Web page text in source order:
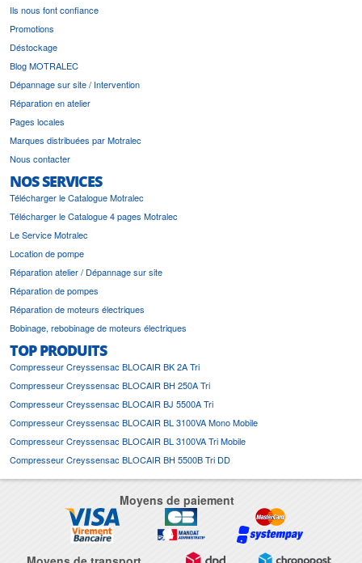
Ils nous font confiance
Promotions
Déstockage
Blog MOTRALEC
Dépannage sur site / Intervention
Réparation en atelier
Pages locales
Marques distribuées par Motralec
Nous contacter
NOS SERVICES
Télécharger le Catalogue Motralec
Télécharger le Catalogue 4 pages Motralec
Le Service Motralec
Location de pompe
Réparation atelier / Dépannage sur site
Réparation de pompes
Réparation de moteurs électriques
Bobinage, rebobinage de moteurs électriques
TOP PRODUITS
Compresseur Creyssensac BLOCAIR BK 2A Tri
Compresseur Creyssensac BLOCAIR BH 250A Tri
Compresseur Creyssensac BLOCAIR BJ 5500A Tri
Compresseur Creyssensac BLOCAIR BL 3100VA Mono Mobile
Compresseur Creyssensac BLOCAIR BL 3100VA Tri Mobile
Compresseur Creyssensac BLOCAIR BH 5500B Tri DD
Moyens de paiement